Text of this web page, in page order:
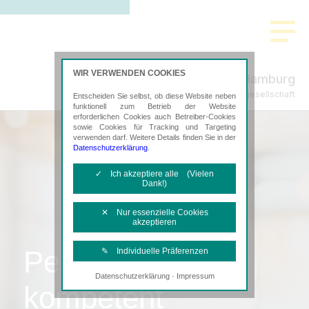
International Hamburg
Steuerberatungsgesellschaft
Persönlich,
kompetent
WIR VERWENDEN COOKIES
Entscheiden Sie selbst, ob diese Website neben
funktionell zum Betrieb der Website
erforderlichen Cookies auch Betreiber-Cookies
sowie Cookies für Tracking und Targeting
verwenden darf. Weitere Details finden Sie in der
Datenschutzerklärung
✓ Ich akzeptiere alle (Vielen
Dank!)
✕ Nur essenzielle Cookies
akzeptieren
✎ Individuelle Präferenzen
Notwendige Cookies
Diese Cookies sind erforderlich, um die
Datenschutzerklärung· Impressum